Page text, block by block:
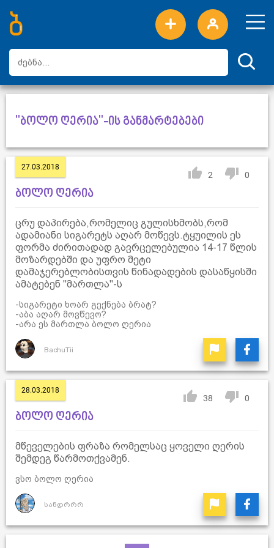
ახალი სიტყვები
ტოპ სიტყვები
დღის ტოპ სიტყვები
ტოპ მომხმარებლები
"ბოლო ღერია"-ის განმარტებები
27.03.2018
2 0
ბოლო ღერია
ცრუ დაპირება,რომელიც გულისხმობს,რომ
ადამიანი სიგარეტს აღარ მოწევს.ტყუილის ეს
ფორმა ძირითადად გავრცელებულია 14-17 წლის
მოზარდებში და უფრო მეტი
დამაჯერებლობისთვის წინადადების დასაწყისში
ამატებენ "მართლა"-ს
-სიგარეტი ხოარ გექნება ბრატ?
-აბა აღარ მოვწევო?
-არა ეს მართლა ბოლო ღერია
BachuTii
28.03.2018
38 0
ბოლო ღერია
მწეველების ფრაზა რომელსაც ყოველი ღერის
შემდეგ წარმოთქვამენ.
ვსო ბოლო ღერია
სანდრრრ